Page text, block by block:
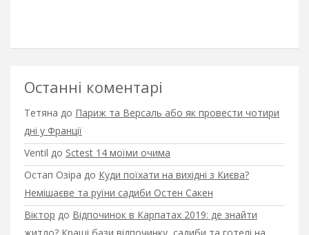
Останні коментарі
Тетяна до Париж та Версаль або як провести чотири
дні у Франції
Ventil до Sctest 14 моїми очима
Остап Озіра до Куди поїхати на вихідні з Києва?
Немішаєве та руїни садиби Остен Сакен
Віктор до Відпочинок в Карпатах 2019: де знайти